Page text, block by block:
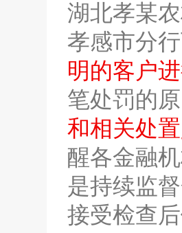
湖北孝某
孝感市分
明的客户
笔处罚的
和相关处
醒各金融
是持续监
接受检查